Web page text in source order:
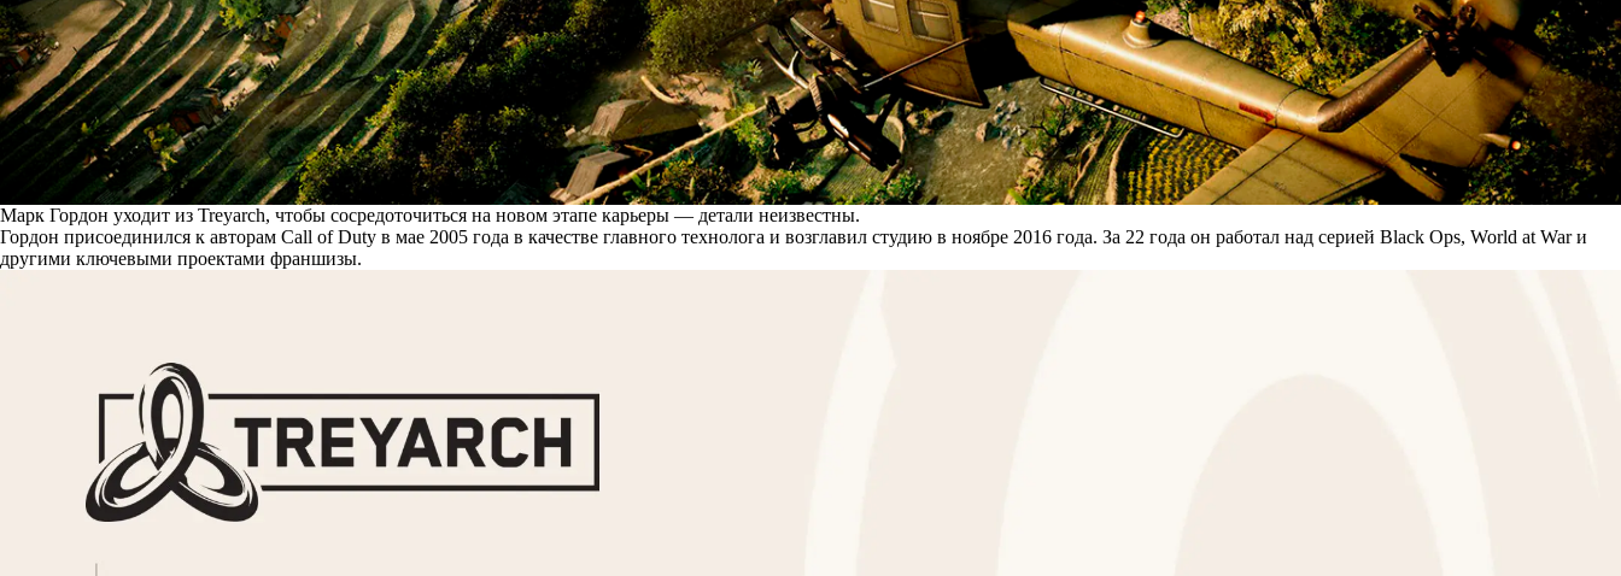
Марк Гордон уходит из Treyarch, чтобы сосредоточиться на новом этапе карьеры — детали неизвестны.
Гордон присоединился к авторам Call of Duty в мае 2005 года в качестве главного технолога и возглавил студию в ноябре 2016 года. За 22 года он работал над серией Black Ops, World at War и
другими ключевыми проектами франшизы.